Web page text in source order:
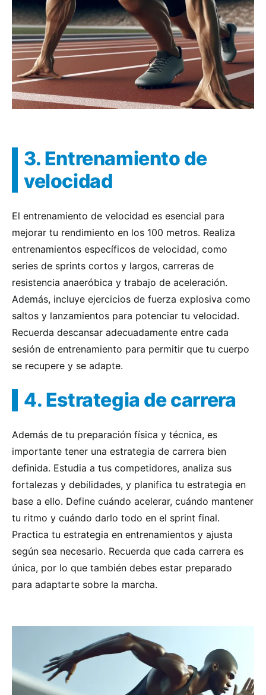
3. Entrenamiento de
velocidad
El entrenamiento de velocidad es esencial para
mejorar tu rendimiento en los 100 metros. Realiza
entrenamientos específicos de velocidad, como
series de sprints cortos y largos, carreras de
resistencia anaeróbica y trabajo de aceleración.
Además, incluye ejercicios de fuerza explosiva como
saltos y lanzamientos para potenciar tu velocidad.
Recuerda descansar adecuadamente entre cada
sesión de entrenamiento para permitir que tu cuerpo
se recupere y se adapte.
4. Estrategia de carrera
Además de tu preparación física y técnica, es
importante tener una estrategia de carrera bien
definida. Estudia a tus competidores, analiza sus
fortalezas y debilidades, y planifica tu estrategia en
base a ello. Define cuándo acelerar, cuándo mantener
tu ritmo y cuándo darlo todo en el sprint final.
Practica tu estrategia en entrenamientos y ajusta
según sea necesario. Recuerda que cada carrera es
única, por lo que también debes estar preparado
para adaptarte sobre la marcha.